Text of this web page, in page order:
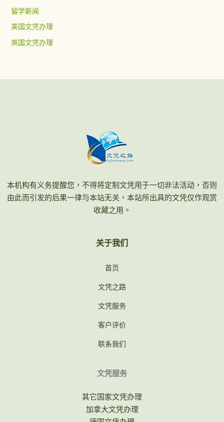
留学新闻
美国文凭办理
英国文凭办理
本机构有义务提醒您，不得将定制文凭用于一切非法活动，否则
由此而引发的后果一律与本站无关，本站所出具的文凭仅作观赏
收藏之用。
关于我们
首页
文凭之路
文凭服务
客户评价
联系我们
文凭服务
其它国家文凭办理
加拿大文凭办理